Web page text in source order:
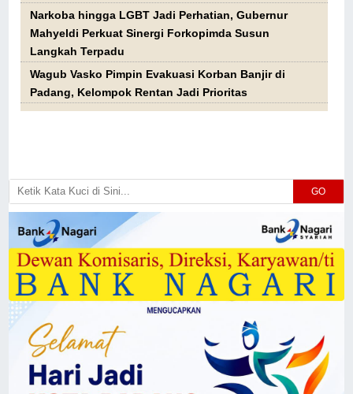
Narkoba hingga LGBT Jadi Perhatian, Gubernur
Mahyeldi Perkuat Sinergi Forkopimda Susun
Langkah Terpadu
Wagub Vasko Pimpin Evakuasi Korban Banjir di
Padang, Kelompok Rentan Jadi Prioritas
GO